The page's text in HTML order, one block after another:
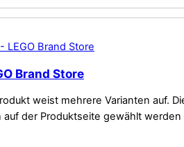
Brand Store
weist mehrere Varianten auf.
der Produktseite gewählt werden